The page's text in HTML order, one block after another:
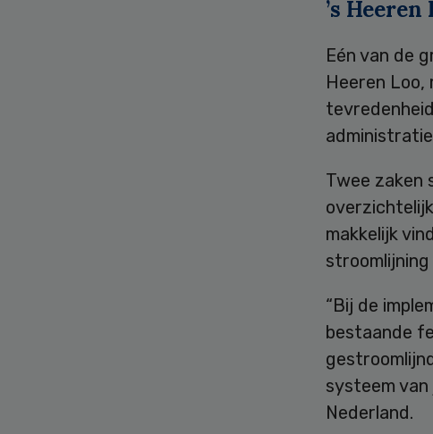
’s Heeren
Eén van de
Heeren Loo,
Twee zaken
makkelijk
“Bij de
bestaande
systeem
Nederland.